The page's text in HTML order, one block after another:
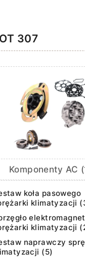
307
Komponenty AC
koła pasowego
klimatyzacji
klimatyzacji
naprawczy
(5)